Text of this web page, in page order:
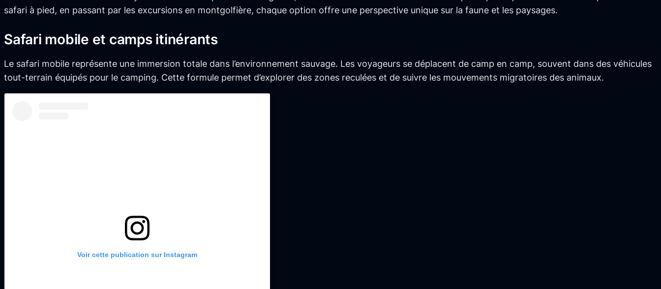
safari à pied, en passant par les excursions en montgolfière, chaque option offre une perspective unique sur la faune et les paysages.
Safari mobile et camps itinérants
Le safari mobile représente une immersion totale dans l’environnement sauvage. Les voyageurs se déplacent de camp en camp, souvent dans des véhicules
tout-terrain équipés pour le camping. Cette formule permet d’explorer des zones reculées et de suivre les mouvements migratoires des animaux.
Voir cette publication sur Instagram